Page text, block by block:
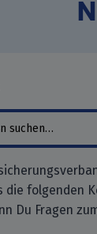
die folgenden
Du Fragen